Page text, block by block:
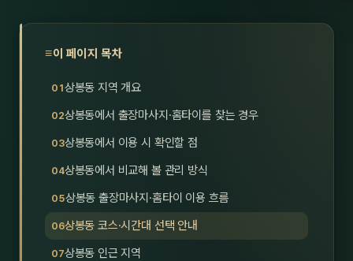
충북
이 페이지 목차
상봉동 지역 개요
상봉동에서 출장마사지·홈타이를 찾는 경우
상봉동에서 이용 시 확인할 점
상봉동에서 비교해 볼 관리 방식
상봉동 출장마사지·홈타이 이용 흐름
상봉동 코스·시간대 선택 안내
상봉동 인근 지역